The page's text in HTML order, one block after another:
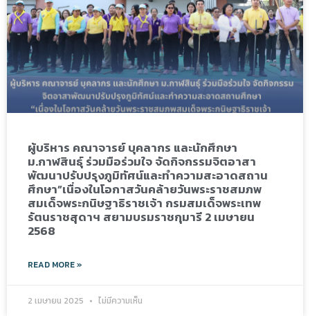
ผู้บริหาร คณาจารย์ บุคลากร และนักศึกษา
ม.กาฬสินธุ์ ร่วมมือร่วมใจ จัดกิจกรรมจิตอาสา
พัฒนาปรับปรุงภูมิทัศน์และทำความสะอาดสถาน
ศึกษา”เนื่องในโอกาสวันคล้ายวันพระราชสมภพ
สมเด็จพระกนิษฐาธิราชเจ้า กรมสมเด็จพระเทพ
รัตนราชสุดาฯ สยามบรมราชกุมารี 2 เมษายน
2568
READ MORE »
2 เมษายน 2025 ไม่มีความเห็น